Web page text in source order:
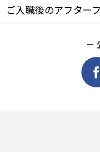
ご入職後のアフター